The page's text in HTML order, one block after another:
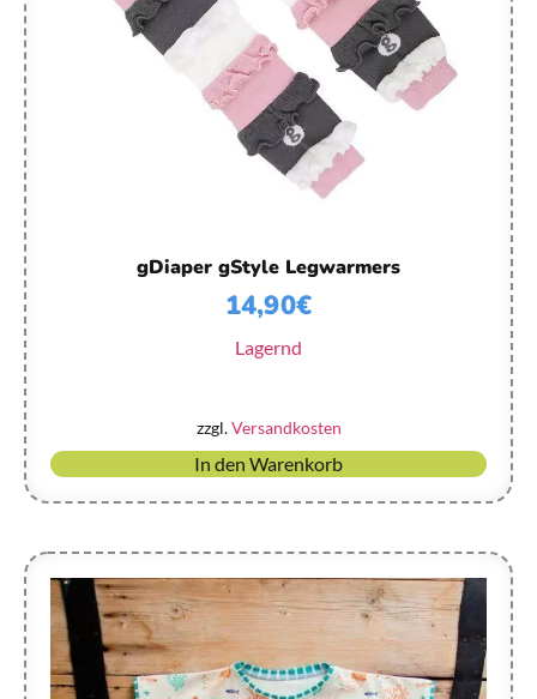
gDiaper gStyle Legwarmers
14,90€
Lagernd
zzgl.Versandkosten
In den Warenkorb